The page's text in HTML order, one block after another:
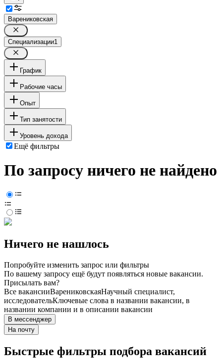
Варениковская
Специализации1
График
Рабочие часы
Опыт
Тип занятости
Уровень дохода
Ещё фильтры
По запросу ничего не найдено
Ничего не нашлось
Попробуйте изменить запрос или фильтры
По вашему запросу ещё будут появляться новые вакансии.
Присылать вам?
Все вакансииВарениковскаяНаучный специалист,
исследовательКлючевые слова в названии вакансии, в
названии компании и в описании вакансии
В мессенджер
На почту
Быстрые фильтры подбора вакансий